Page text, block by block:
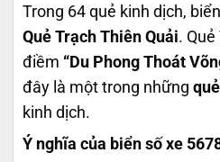
Trong 64 quẻ kinh dịch,
Quẻ Trạch Thiên Quải.
điềm “Du Phong Thoát
đây là một trong những
kinh dịch.
Ý nghĩa của biển số xe